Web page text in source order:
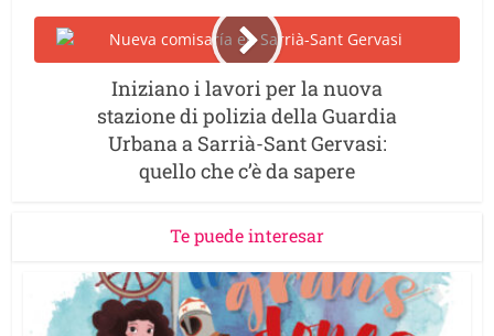
Iniziano i lavori per la nuova
stazione di polizia della Guardia
Urbana a Sarrià-Sant Gervasi:
quello che c’è da sapere
Te puede interesar